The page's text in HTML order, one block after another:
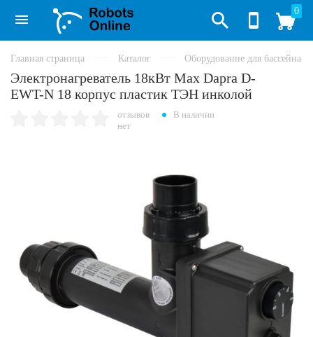
0
Главная страница Каталог Оборудование для бассейна
Электронагреватель 18кВт Max Dapra D-
EWT-N 18 корпус пластик ТЭН инколой
отзывов
нет
В наличии